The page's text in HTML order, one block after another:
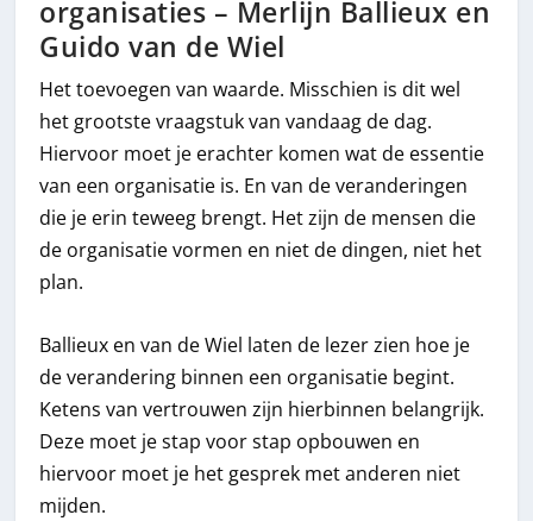
organisaties – Merlijn Ballieux en
Guido van de Wiel
Het toevoegen van waarde. Misschien is dit wel
het grootste vraagstuk van vandaag de dag.
Hiervoor moet je erachter komen wat de essentie
van een organisatie is. En van de veranderingen
die je erin teweeg brengt. Het zijn de mensen die
de organisatie vormen en niet de dingen, niet het
plan.
Ballieux en van de Wiel laten de lezer zien hoe je
de verandering binnen een organisatie begint.
Ketens van vertrouwen zijn hierbinnen belangrijk.
Deze moet je stap voor stap opbouwen en
hiervoor moet je het gesprek met anderen niet
mijden.